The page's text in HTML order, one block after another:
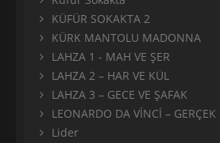
KÜFÜR SOKAKTA 2
KÜRK MANTOLU MADONNA
LAHZA 1 - MAH VE ŞER
LAHZA 2 – HAR VE KÜL
LAHZA 3 – GECE VE ŞAFAK
LEONARDO DA VİNCİ –
Lider